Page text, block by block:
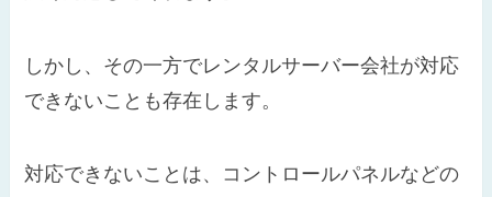
しかし、その一方でレンタルサーバー会社が対応
できないことも存在します。
対応できないことは、コントロールパネルなどの